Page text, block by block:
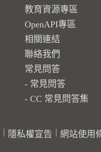
教育資源專區
OpenAPI專區
相關連結
聯絡我們
常見問答
常見問答
CC 常見問答集
隱私權宣告 網站使用